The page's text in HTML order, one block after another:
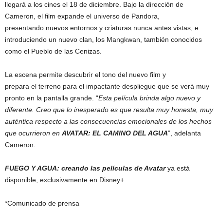
llegará a los cines el 18 de diciembre. Bajo la dirección de
Cameron, el film expande el universo de Pandora,
presentando nuevos entornos y criaturas nunca antes vistas, e
introduciendo un nuevo clan, los Mangkwan, también conocidos
como el Pueblo de las Cenizas.
La escena permite descubrir el tono del nuevo film y
prepara el terreno para el impactante despliegue que se verá muy
pronto en la pantalla grande. “Esta película brinda algo nuevo y
diferente. Creo que lo inesperado es que resulta muy honesta, muy
auténtica respecto a las consecuencias emocionales de los hechos
que ocurrieron en AVATAR: EL CAMINO DEL AGUA”, adelanta
Cameron.
FUEGO Y AGUA: creando las películas de Avatarya está
disponible, exclusivamente en Disney+.
*Comunicado de prensa